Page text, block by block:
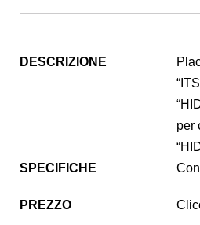
DESCRIZIONE
per
SPECIFICHE
PREZZO